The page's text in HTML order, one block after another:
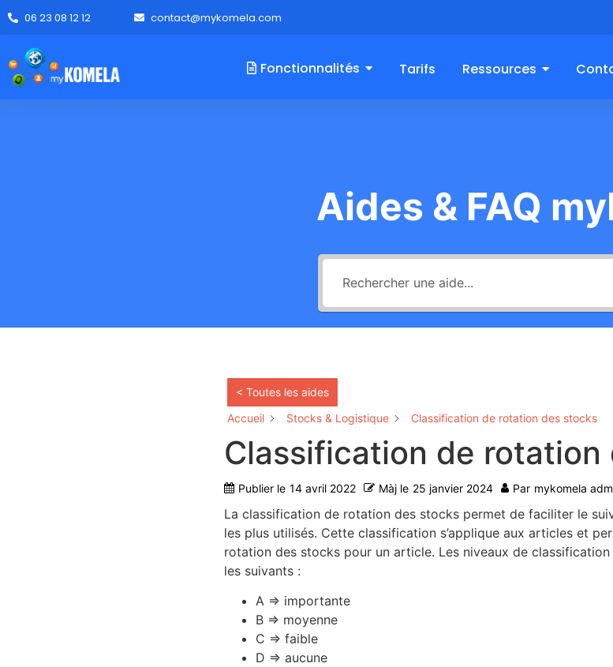
06 23 08 12 12 contact@mykomela.com
Fonctionnalités Tarifs Ressources
Aides & FAQ
< Toutes les aides
Accueil
Stocks & Logistique Classification de rotation des stocks
Classification de rotation
Publier le 14 avril 2022 Màj le 25 janvier 2024 Par mykomela
La classification de rotation des stocks permet de faciliter le
les plus utilisés. Cette classification s’applique aux articles et
rotation des stocks pour un article. Les niveaux de
les suivants :
A => importante
B => moyenne
C => faible
D => aucune